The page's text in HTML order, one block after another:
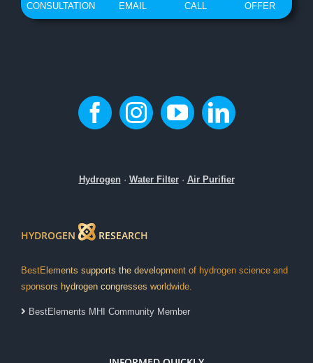
CONSULTATION EMAIL CALL OFFER
Hydrogen· Water Filter· Air Purifier
HYDROGEN RESEARCH
BestElements supports the development of hydrogen science and
sponsors hydrogen congresses worldwide.
BestElements MHI Community Member